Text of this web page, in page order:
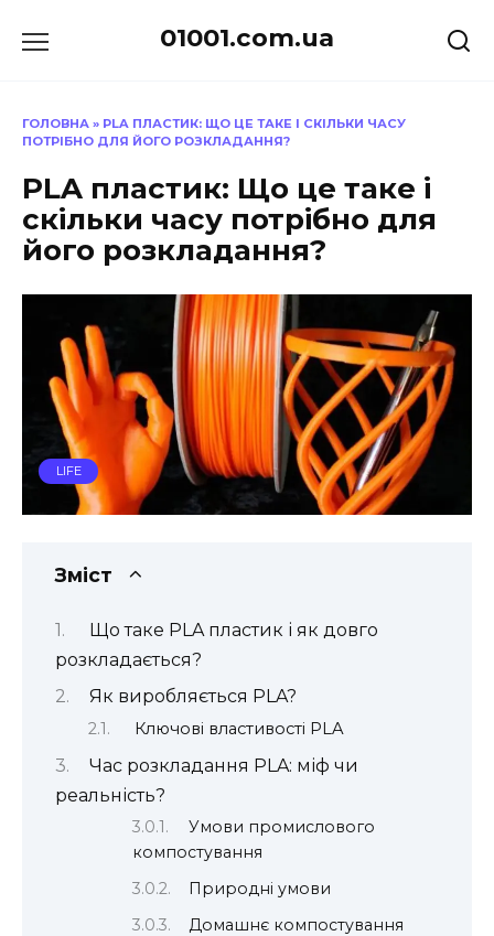
до
01001.com.ua
ГОЛОВНА » PLA ПЛАСТИК: ЩО ЦЕ ТАКЕ І СКІЛЬКИ ЧАСУ
ПОТРІБНО ДЛЯ ЙОГО РОЗКЛАДАННЯ?
PLA пластик: Що це таке і
скільки часу потрібно для
його розкладання?
LIFE
Зміст
Що таке PLA пластик і як довго
розкладається?
Як виробляється PLA?
Ключові властивості PLA
Час розкладання PLA: міф чи
реальність?
Умови промислового
компостування
Природні умови
Домашнє компостування